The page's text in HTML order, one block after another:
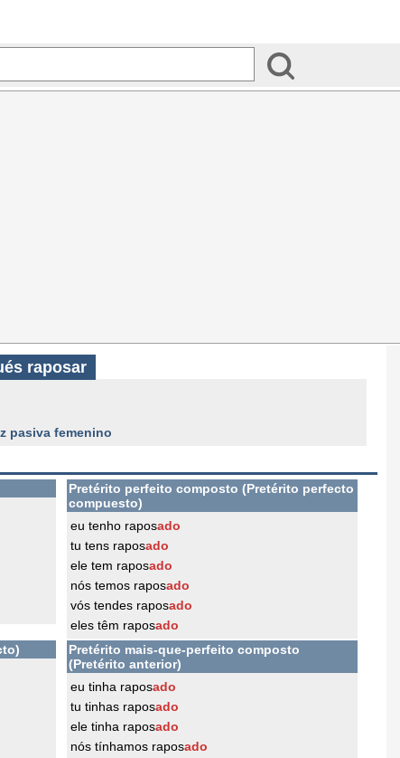
raposar
pasiva femenino
Pretérito perfeito composto (Pretérito perfecto
compuesto)
eu tenho raposado
tu tens raposado
ele tem raposado
nós temos raposado
vós tendes raposado
eles têm raposado
Pretérito mais-que-perfeito composto
(Pretérito anterior)
eu tinha raposado
tu tinhas raposado
ele tinha raposado
nós tínhamos raposado